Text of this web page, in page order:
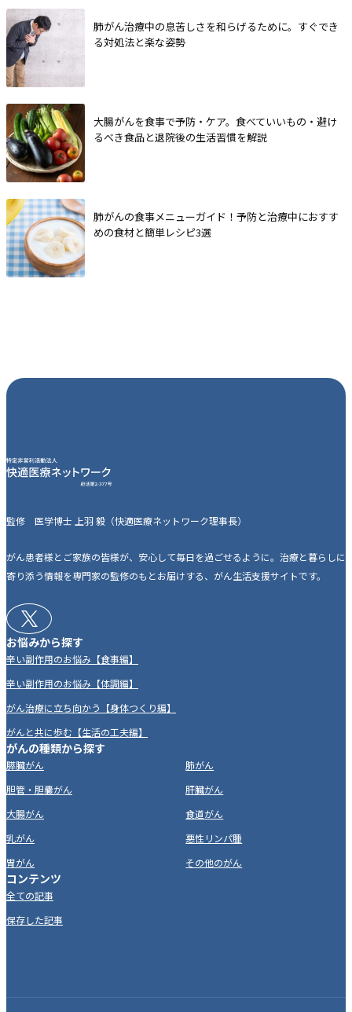
肺がん治療中の息苦しさを和らげるために。すぐでき
る対処法と楽な姿勢
大腸がんを食事で予防・ケア。食べていいもの・避け
るべき食品と退院後の生活習慣を解説
肺がんの食事メニューガイド！予防と治療中におすす
めの食材と簡単レシピ3選
監修 医学博士 上羽 毅（快適医療ネットワーク理事長）
がん患者様とご家族の皆様が、安心して毎日を過ごせるように。治療と暮らしに
寄り添う情報を専門家の監修のもとお届けする、がん生活支援サイトです。
お悩みから探す
辛い副作用のお悩み【食事編】
辛い副作用のお悩み【体調編】
がん治療に立ち向かう【身体つくり編】
がんと共に歩む【生活の工夫編】
がんの種類から探す
膵臓がん
肺がん
胆管・胆嚢がん
肝臓がん
大腸がん
食道がん
乳がん
悪性リンパ腫
胃がん
その他のがん
コンテンツ
全ての記事
保存した記事